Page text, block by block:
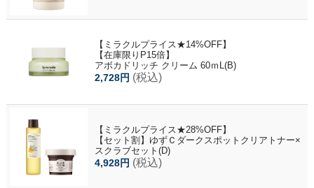
【ミラクルプライス★14%OFF】
【在庫限りP15倍】
アボカドリッチ クリーム 60ｍL(B)
2,728円 (税込)
【ミラクルプライス★28%OFF】
【セット割】ゆずＣダークスポットクリアトナー×
スクラブセット(D)
4,928円 (税込)